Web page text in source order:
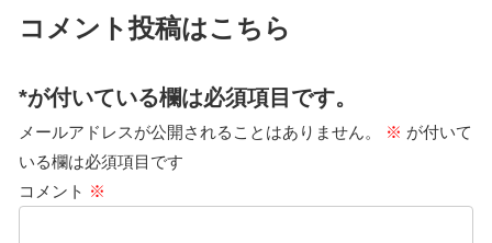
コメント投稿はこちら
*が付いている欄は必須項目です。
メールアドレスが公開されることはありません。 ※ が付いて
いる欄は必須項目です
コメント ※